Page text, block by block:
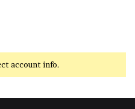
account info.